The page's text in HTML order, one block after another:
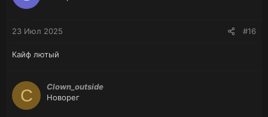
23 Июл 2025 #16
Кайф лютый
C
Clown_outside
Новорег